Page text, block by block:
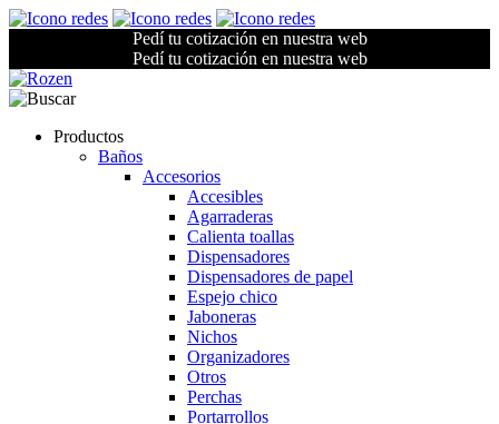
Pedí tu cotización en nuestra web
Pedí tu cotización en nuestra web
Productos
Baños
Accesorios
Accesibles
Agarraderas
Calienta toallas
Dispensadores
Dispensadores de papel
Espejo chico
Jaboneras
Nichos
Organizadores
Otros
Perchas
Portarrollos